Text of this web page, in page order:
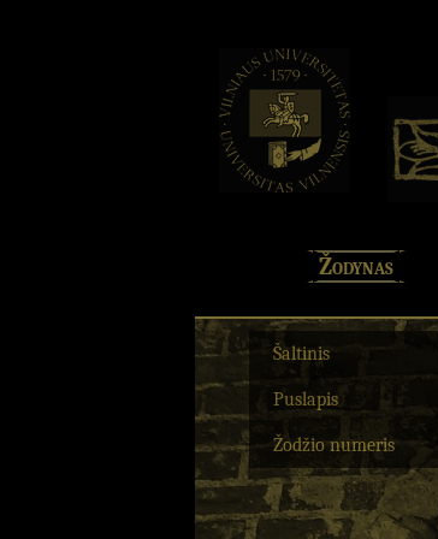
Žodynas
Šaltinis
Puslapis
Žodžio numeris